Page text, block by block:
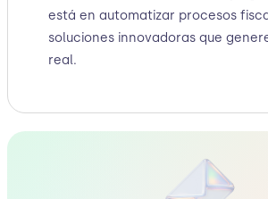
está en automatizar procesos
soluciones innovadoras que
real.